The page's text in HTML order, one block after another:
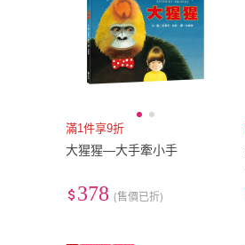
滿1件享9折
大猩猩―大手牽小手
378 (售價已折)